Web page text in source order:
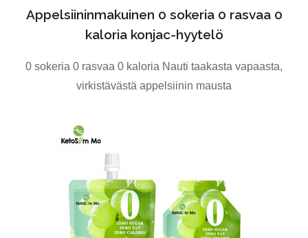
Appelsiininmakuinen 0 sokeria 0 rasvaa 0
kaloria konjac-hyytelö
0 sokeria 0 rasvaa 0 kaloria Nauti taakasta vapaasta,
virkistävästä appelsiinin mausta